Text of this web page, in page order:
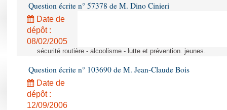
Question écrite n° 57378 de M. Dino Cinieri
Date de
dépôt :
08/02/2005
sécurité routière - alcoolisme - lutte et prévention. jeunes.
Question écrite n° 103690 de M. Jean-Claude Bois
Date de
dépôt :
12/09/2006